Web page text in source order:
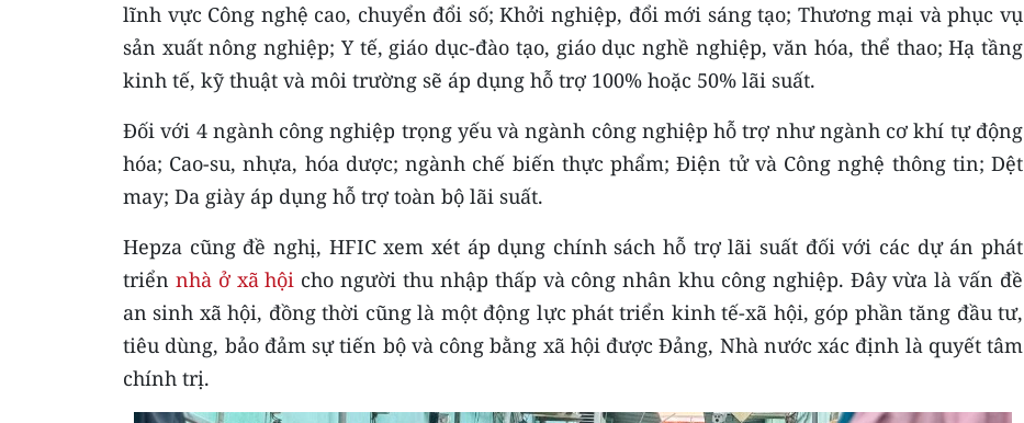
lĩnh vực Công nghệ cao, chuyển đổi số; Khởi nghiệp, đổi mới sáng tạo; Thương mại và phục vụ
sản xuất nông nghiệp; Y tế, giáo dục-đào tạo, giáo dục nghề nghiệp, văn hóa, thể thao; Hạ tầng
kinh tế, kỹ thuật và môi trường sẽ áp dụng hỗ trợ 100% hoặc 50% lãi suất.
Đối với 4 ngành công nghiệp trọng yếu và ngành công nghiệp hỗ trợ như ngành cơ khí tự động
hóa; Cao-su, nhựa, hóa dược; ngành chế biến thực phẩm; Điện tử và Công nghệ thông tin; Dệt
may; Da giày áp dụng hỗ trợ toàn bộ lãi suất.
Hepza cũng đề nghị, HFIC xem xét áp dụng chính sách hỗ trợ lãi suất đối với các dự án phát
triển nhà ở xã hội cho người thu nhập thấp và công nhân khu công nghiệp. Đây vừa là vấn đề
an sinh xã hội, đồng thời cũng là một động lực phát triển kinh tế-xã hội, góp phần tăng đầu tư,
tiêu dùng, bảo đảm sự tiến bộ và công bằng xã hội được Đảng, Nhà nước xác định là quyết tâm
chính trị.